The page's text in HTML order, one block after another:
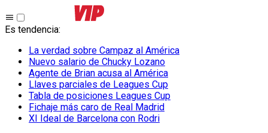
Es tendencia:
La verdad sobre Campaz al América
Nuevo salario de Chucky Lozano
Agente de Brian acusa al América
Llaves parciales de Leagues Cup
Tabla de posiciones Leagues Cup
Fichaje más caro de Real Madrid
XI Ideal de Barcelona con Rodri